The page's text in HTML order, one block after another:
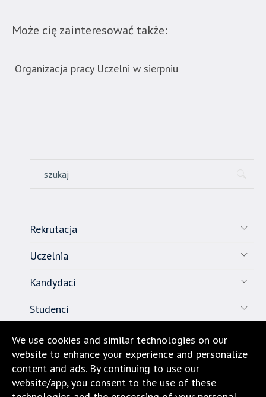
Może cię zainteresować także:
Organizacja pracy Uczelni w sierpniu
Rekrutacja
Uczelnia
Kandydaci
Studenci
Pracownicy
Nauka
Biuro karier
We use cookies and similar technologies on our
website to enhance your experience and personalize
content and ads. By continuing to use our
website/app, you consent to the use of these